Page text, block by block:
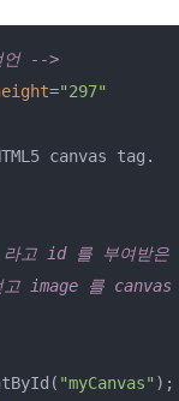
언 -->
="297"
라고 id 를 부여받
image 를
"myCanvas" );